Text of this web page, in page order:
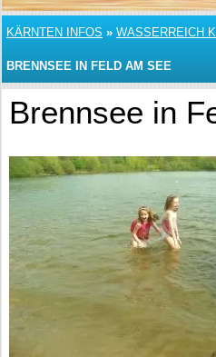
KÄRNTEN INFOS » WASSERREICH
BRENNSEE IN FELD AM SEE
Brennsee in